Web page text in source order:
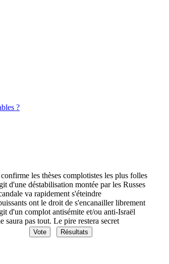
?
les thèses complotistes les plus folles
d'une déstabilisation montée par les Russes
va rapidement s'éteindre
ont le droit de s'encanailler librement
d'un complot antisémite et/ou anti-Israël
saura pas tout. Le pire restera secret